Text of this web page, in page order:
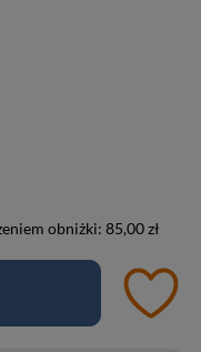
obniżki:85,00 zł